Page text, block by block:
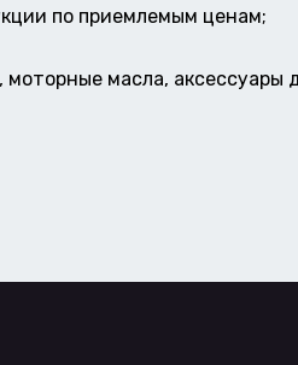
по приемлемым ценам;
масла, аксессуары